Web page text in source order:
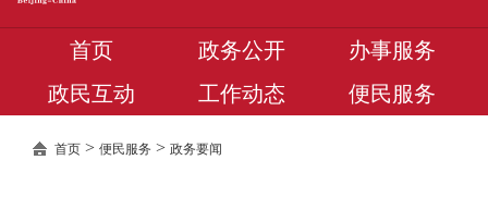
首页 政务公开
办事服务
政民互动
工作动态 便民服务
首页 > 便民服务 > 政务要闻